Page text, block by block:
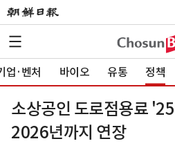
업·벤처 바이오 유통 정책
소상공인 도로점용료
2026년까지 연장